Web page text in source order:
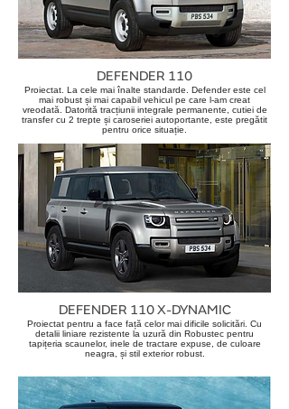
DEFENDER 110
Proiectat. La cele mai înalte standarde. Defender este cel
mai robust și mai capabil vehicul pe care l-am creat
vreodată. Datorită tracțiunii integrale permanente, cutiei de
transfer cu 2 trepte și caroseriei autoportante, este pregătit
pentru orice situație.
DEFENDER 110 X-DYNAMIC
Proiectat pentru a face față celor mai dificile solicitări. Cu
detalii liniare rezistente la uzură din Robustec pentru
tapițeria scaunelor, inele de tractare expuse, de culoare
neagra, și stil exterior robust.